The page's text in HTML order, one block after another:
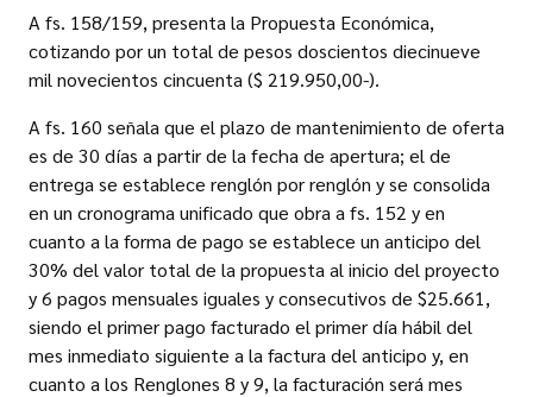
A fs. 158/159, presenta la Propuesta Económica,
cotizando por un total de pesos doscientos diecinueve
mil novecientos cincuenta ($ 219.950,00-).
A fs. 160 señala que el plazo de mantenimiento de oferta
es de 30 días a partir de la fecha de apertura; el de
entrega se establece renglón por renglón y se consolida
en un cronograma unificado que obra a fs. 152 y en
cuanto a la forma de pago se establece un anticipo del
30% del valor total de la propuesta al inicio del proyecto
y 6 pagos mensuales iguales y consecutivos de $25.661,
siendo el primer pago facturado el primer día hábil del
mes inmediato siguiente a la factura del anticipo y, en
cuanto a los Renglones 8 y 9, la facturación será mes